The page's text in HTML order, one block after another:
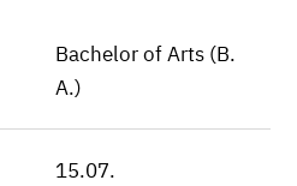
Bachelor of Arts (B.
A.)
15.07.